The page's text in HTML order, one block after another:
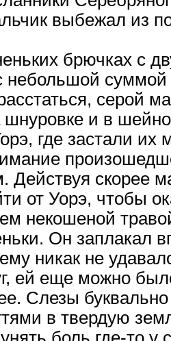
выбежал из
брючках с
суммой
серой
шнуровке и в
где застали их
Действуя скорее
от Уорэ, чтобы
некошеной
Он заплакал
никак не
ей еще можно
Слезы
в твердую